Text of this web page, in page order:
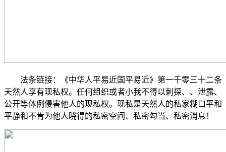
法条链接：《中华人平易近国平易近》第一千零三十二条
天然人享有现私权。任何组织或者小我不得以刺探、、泄露、
公开等体例侵害他人的现私权。现私是天然人的私家糊口平和
平静和不肯为他人晓得的私密空间、私密勾当、私密消息！